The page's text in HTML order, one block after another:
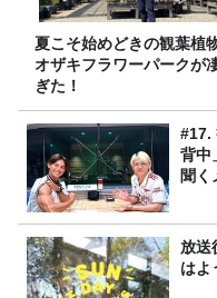
夏こそ始めどきの観葉植
オザキフラワーパークが
ぎた！
#17.
背中
聞く
放送
はよ